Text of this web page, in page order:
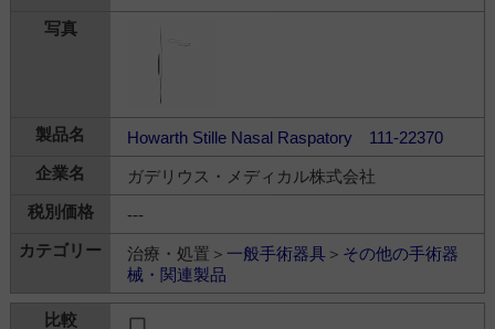
Howarth Stille Nasal Raspatory 111-22370
ガデリウス・メディカル株式会社
---
治療・処置＞ 一般手術器具＞ その他の手術器
械・関連製品